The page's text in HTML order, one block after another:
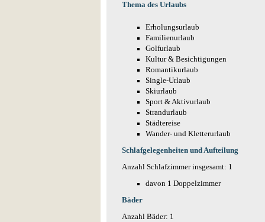
Thema des Urlaubs
Erholungsurlaub
Familienurlaub
Golfurlaub
Kultur & Besichtigungen
Romantikurlaub
Single-Urlaub
Skiurlaub
Sport & Aktivurlaub
Strandurlaub
Städtereise
Wander- und Kletterurlaub
Schlafgelegenheiten und Aufteilung
Anzahl Schlafzimmer insgesamt: 1
davon 1 Doppelzimmer
Bäder
Anzahl Bäder: 1